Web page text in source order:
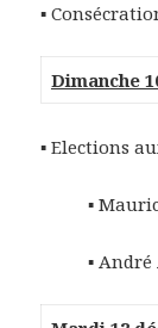
▪
Dimanche
▪ Elections
▪ Maurice
▪ André